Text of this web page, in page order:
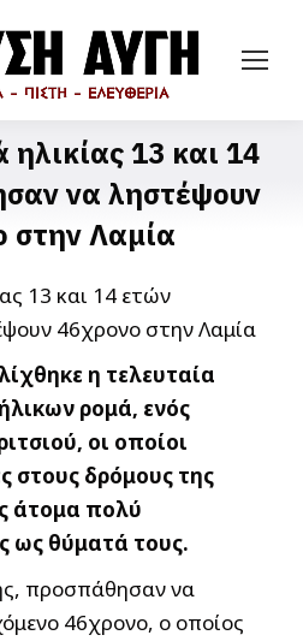
ηλικίας 13 και 14
να ληστέψουν
στην Λαμία
η τελευταία
ρομά, ενός
οι οποίοι
στους δρόμους της
άτομα πολύ
ως θύματά τους.
προσπάθησαν να
46χρονο, ο οποίος